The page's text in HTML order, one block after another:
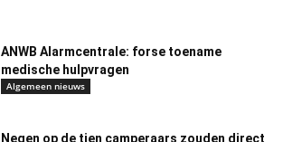
ANWB Alarmcentrale: forse toename
medische hulpvragen
Algemeen nieuws
Negen op de tien camperaars zouden direct